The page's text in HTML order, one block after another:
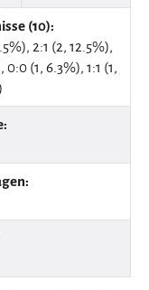
(10):
2:1 (2, 12.5%),
0:0 (1, 6.3%), 1:1 (1,